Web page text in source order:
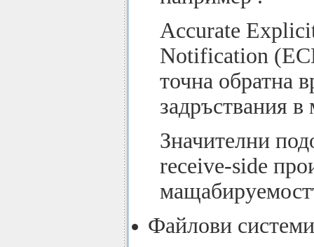
Accurate
Notification
точна обратна
задръствания в
Значителни
receive-side
Файлови